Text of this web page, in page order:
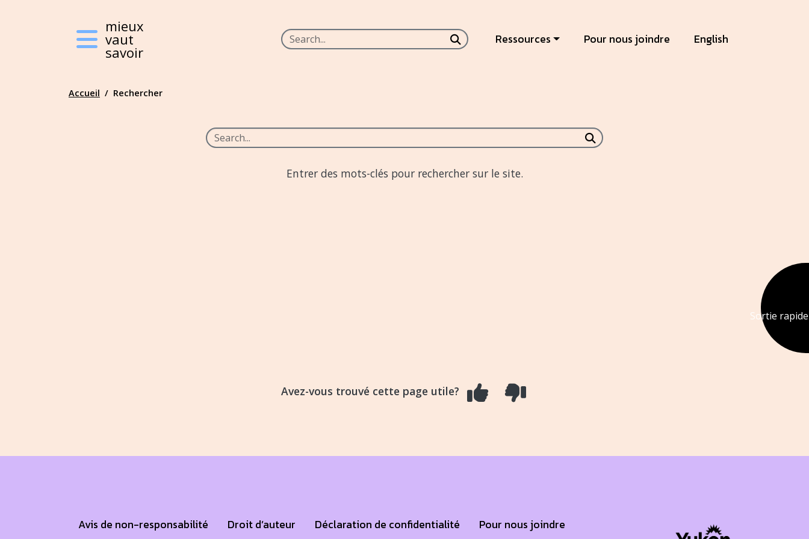
Mieux vaut savoir
mieux
vaut
savoir Submit searchRessources Pour nous joindre English
Featured Top
Sortie
Accueil Rechercher
Submit search
Entrer des mots-clés pour rechercher sur le site.
Avez-vous trouvé cette page utile?
Avis de non-responsabilité Droit d’auteur Déclaration de confidentialité Pour nous joindre